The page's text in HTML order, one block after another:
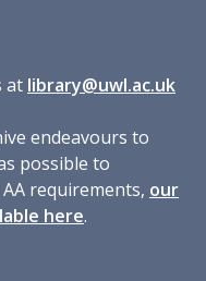
at library@uwl.ac.uk
endeavours to
possible to
requirements, our
here.